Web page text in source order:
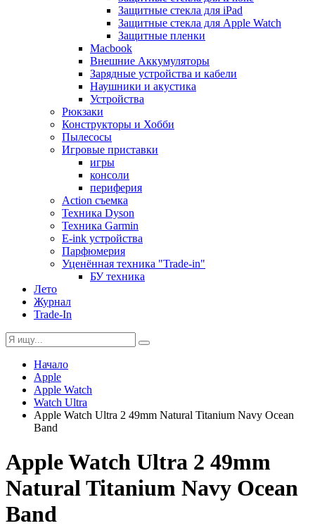
Защитные стекла для iPad
Защитные стекла для Apple Watch
Защитные пленки
Macbook
Внешние Аккумуляторы
Зарядные устройства и кабели
Наушники и акустика
Устройства
Рюкзаки
Конструкторы и Хобби
Пылесосы
Игровые приставки
игры
консоли
периферия
Action съемка
Техника Dyson
Техника Garmin
E-ink устройства
Парфюмерия
Уценённая техника "Trade-in"
БУ техника
Лето
Журнал
Trade-In
Начало
Apple
Apple Watch
Watch Ultra
Apple Watch Ultra 2 49mm Natural Titanium Navy Ocean
Band
Apple Watch Ultra 2 49mm
Natural Titanium Navy Ocean
Band